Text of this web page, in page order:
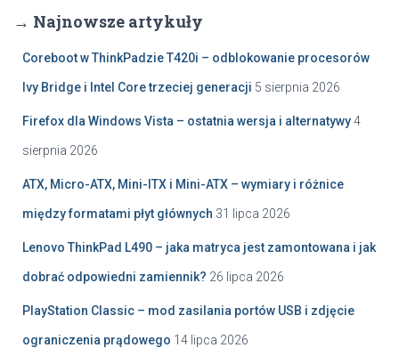
→ Najnowsze artykuły
Coreboot w ThinkPadzie T420i – odblokowanie procesorów
Ivy Bridge i Intel Core trzeciej generacji 5 sierpnia 2026
Firefox dla Windows Vista – ostatnia wersja i alternatywy4
sierpnia 2026
ATX, Micro-ATX, Mini-ITX i Mini-ATX – wymiary i różnice
między formatami płyt głównych 31 lipca 2026
Lenovo ThinkPad L490 – jaka matryca jest zamontowana i jak
dobrać odpowiedni zamiennik? 26 lipca 2026
PlayStation Classic – mod zasilania portów USB i zdjęcie
ograniczenia prądowego 14 lipca 2026